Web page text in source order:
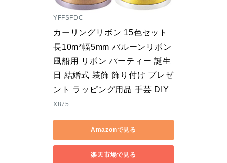
YFFSFDC
カーリングリボン 15色セット
長10m*幅5mm バルーンリボン
風船用 リボン パーティー 誕生
日 結婚式 装飾 飾り付け プレゼ
ント ラッピング用品 手芸 DIY
X875
Amazonで見る
楽天市場で見る